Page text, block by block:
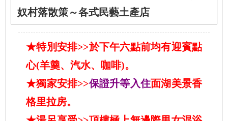
奴村落散策～各式民藝土產店
★特別安排>>於下午六點前均有迎賓點
心(羊羹、汽水、咖啡)。
★獨家安排>>保證升等入住面湖美景香
格里拉房。